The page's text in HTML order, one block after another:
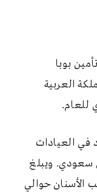
بوبا
العربية
في العيادات
إلى 20% أي 100 ريال سعودي. ويبلغ
الأسنان حوالي